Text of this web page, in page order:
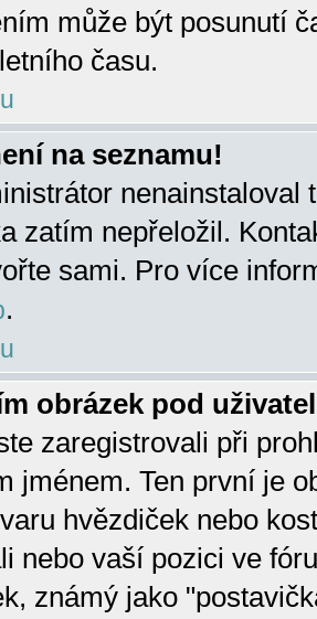
může být posunutí
času.
na seznamu!
nenainstaloval
zatím nepřeložil.
sami. Pro více
.
obrázek pod
zaregistrovali při
jménem. Ten první je
hvězdiček nebo
nebo vaší pozici ve
známý jako